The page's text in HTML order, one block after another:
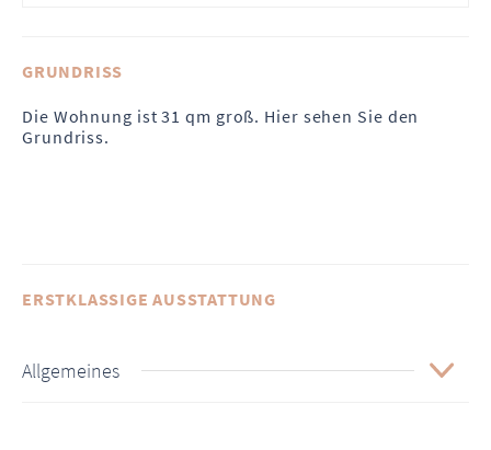
GRUNDRISS
Die Wohnung ist 31 qm groß. Hier sehen Sie den
Grundriss.
ERSTKLASSIGE AUSSTATTUNG
Allgemeines